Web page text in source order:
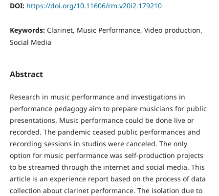
DOI: https://doi.org/10.11606/rm.v20i2.179210
Keywords: Clarinet, Music Performance, Video production,
Social Media
Abstract
Research in music performance and investigations in
performance pedagogy aim to prepare musicians for public
presentations. Music performance could be done live or
recorded. The pandemic ceased public performances and
recording sessions in studios were canceled. The only
option for music performance was self-production projects
to be streamed through the internet and social media. This
article is an experience report based on the process of data
collection about clarinet performance. The isolation due to